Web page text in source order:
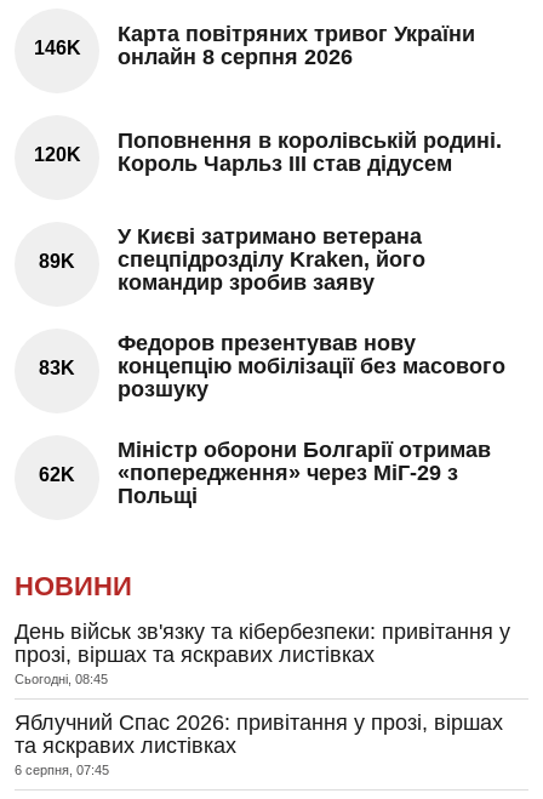
146K
Карта повітряних тривог України
онлайн 8 серпня 2026
120K
Поповнення в королівській родині.
Король Чарльз III став дідусем
89K
У Києві затримано ветерана
спецпідрозділу Kraken, його
командир зробив заяву
83K
Федоров презентував нову
концепцію мобілізації без масового
розшуку
62K
Міністр оборони Болгарії отримав
«попередження» через МіГ-29 з
Польщі
НОВИНИ
День військ зв'язку та кібербезпеки: привітання у
прозі, віршах та яскравих листівках
Сьогодні, 08:45
Яблучний Спас 2026: привітання у прозі, віршах
та яскравих листівках
6 серпня, 07:45